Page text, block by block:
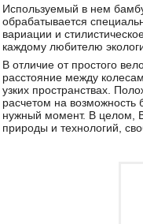
Используемый в нем
обрабатывается
вариации и
каждому любителю
В отличие от простого
расстояние между
узких пространствах.
расчетом на возможность
нужный момент. В целом,
природы и технологий,